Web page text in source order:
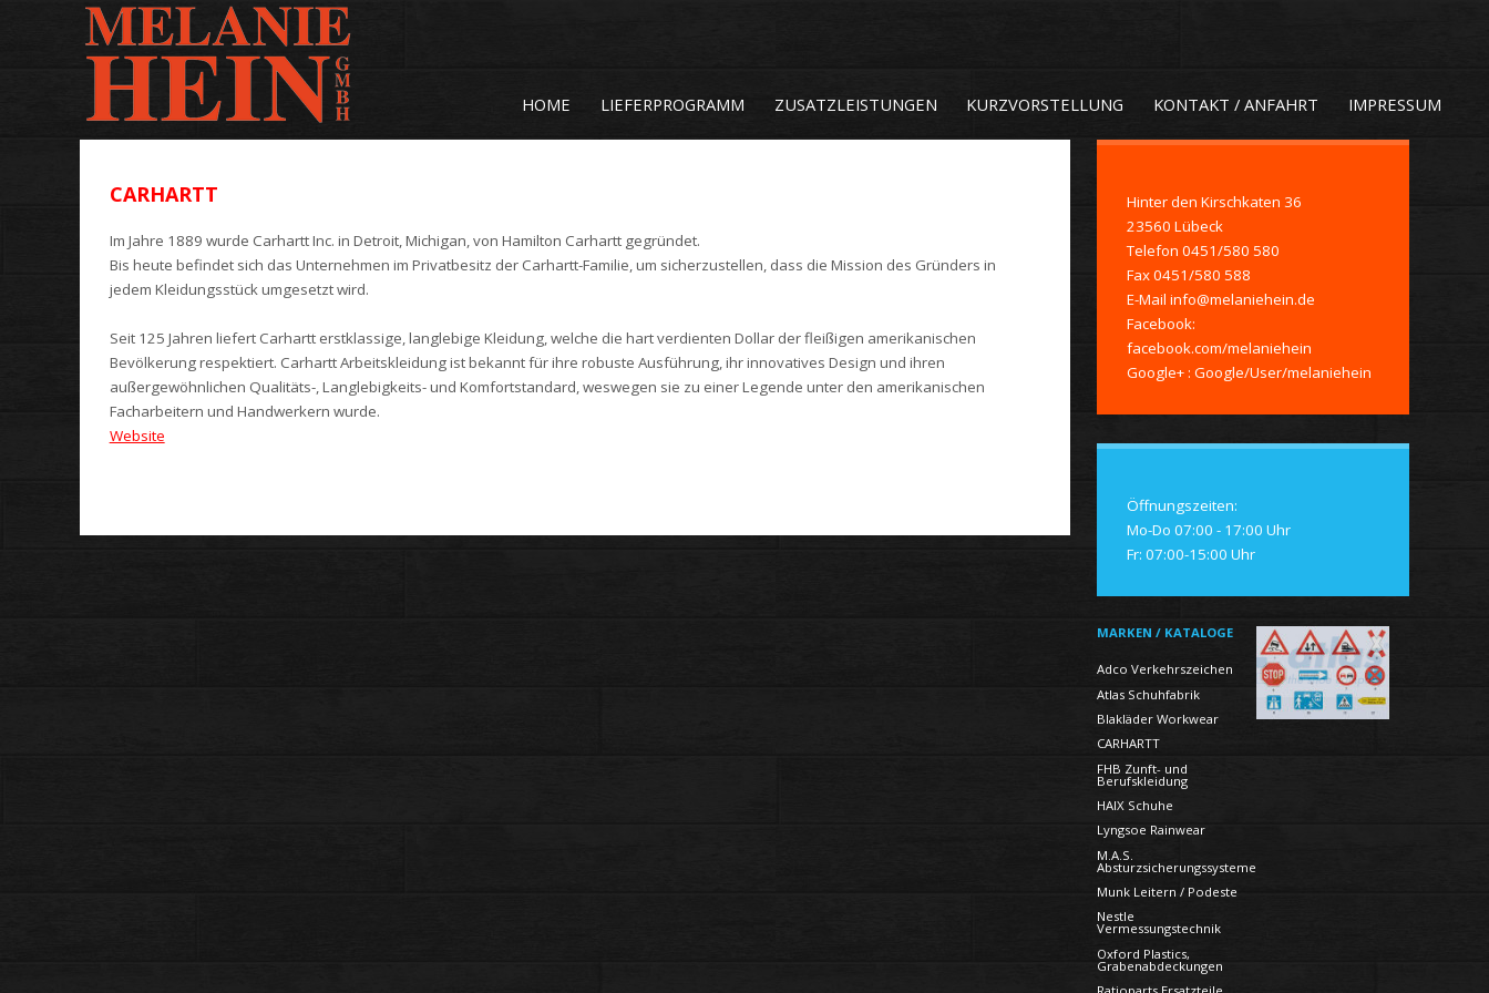
HOME LIEFERPROGRAMM ZUSATZLEISTUNGEN KURZVORSTELLUNG KONTAKT / ANFAHRT IMPRESSUM
CARHARTT
Im Jahre 1889 wurde Carhartt Inc. in Detroit, Michigan, von Hamilton Carhartt gegründet.
Bis heute befindet sich das Unternehmen im Privatbesitz der Carhartt-Familie, um sicherzustellen, dass die Mission des Gründers in
jedem Kleidungsstück umgesetzt wird.
Seit 125 Jahren liefert Carhartt erstklassige, langlebige Kleidung, welche die hart verdienten Dollar der fleißigen amerikanischen
Bevölkerung respektiert. Carhartt Arbeitskleidung ist bekannt für ihre robuste Ausführung, ihr innovatives Design und ihren
außergewöhnlichen Qualitäts-, Langlebigkeits- und Komfortstandard, weswegen sie zu einer Legende unter den amerikanischen
Facharbeitern und Handwerkern wurde.
Website
Hinter den Kirschkaten 36
23560 Lübeck
Telefon 0451/580 580
Fax0451/580 588
E-Mail info@melaniehein.de
Facebook:
facebook.com/melaniehein
Google+ : Google/User/melaniehein
Öffnungszeiten:
Mo-Do 07:00 - 17:00 Uhr
Fr: 07:00-15:00 Uhr
MARKEN / KATALOGE
Adco Verkehrszeichen
Atlas Schuhfabrik
Blakläder Workwear
CARHARTT
FHB Zunft- und
Berufskleidung
HAIX Schuhe
Lyngsoe Rainwear
M.A.S.
Absturzsicherungssysteme
Munk Leitern / Podeste
Nestle
Vermessungstechnik
Oxford Plastics,
Grabenabdeckungen